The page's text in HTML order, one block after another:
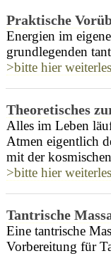
Praktische
Energien im
grundlegenden
>bitte hier
Theoretisches
Alles im Leben
Atmen eigentlich
mit der
>bitte hier
Tantrische
Eine tantrische
Vorbereitung für